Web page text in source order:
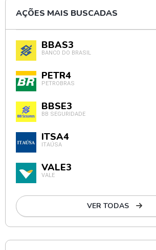
AÇÕES MAIS BUSCADAS
BBAS3
BANCO DO BRASIL
PETR4
PETROBRAS
BBSE3
BB SEGURIDADE
ITSA4
ITAÚSA
VALE3
VALE
VER TODAS